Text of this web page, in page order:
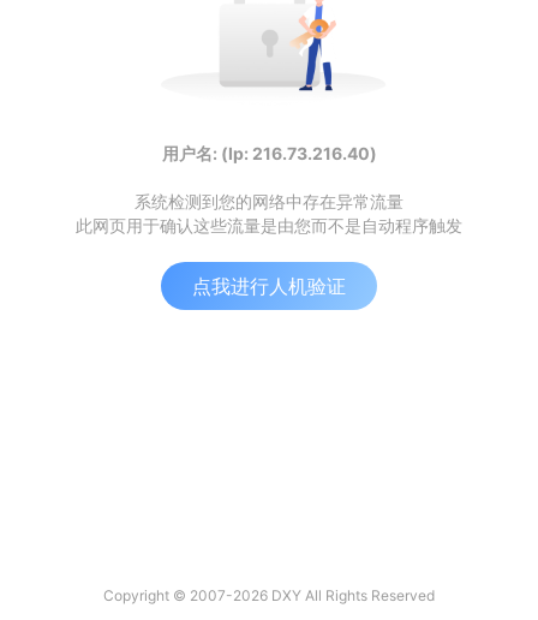
用户名: (Ip: 216.73.216.40)
系统检测到您的网络中存在异常流量
此网页用于确认这些流量是由您而不是自动程序触发
点我进行人机验证
Copyright © 2007-2026 DXY All Rights Reserved